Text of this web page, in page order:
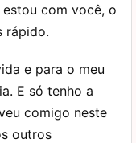
com você, o
rápido.
e para o meu
E só tenho a
comigo neste
outros